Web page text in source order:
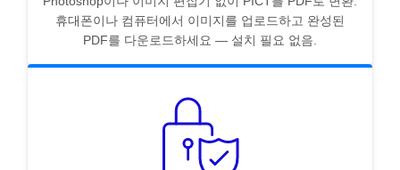
휴대폰이나 컴퓨터에서 이미지를 업로드하고 완성된
PDF를 다운로드하세요 — 설치 필요 없음.